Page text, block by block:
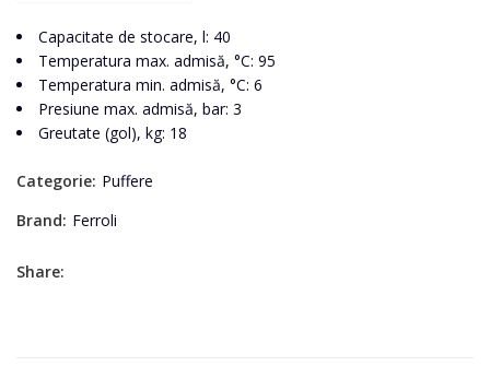
Capacitate de stocare, l: 40
Temperatura max. admisă, °C: 95
Temperatura min. admisă, °C: 6
Presiune max. admisă, bar: 3
Greutate (gol), kg: 18
Categorie: Puffere
Brand: Ferroli
Share: